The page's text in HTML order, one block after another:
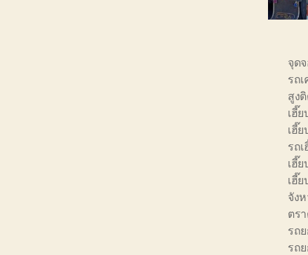
จุด
รถ
สูง
เฮี๊
เฮี๊
รถ
เฮี๊
เฮี๊
จัง
ตร
รถ
รถ